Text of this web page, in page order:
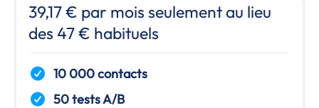
39,17 € par mois seulement au lieu
des 47 € habituels
10 000 contacts
50 tests A/B